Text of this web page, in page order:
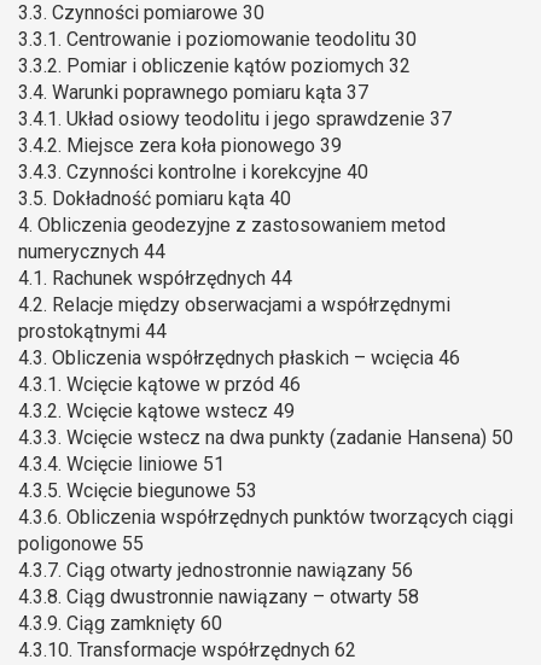
3.3. Czynności pomiarowe 30
3.3.1. Centrowanie i poziomowanie teodolitu 30
3.3.2. Pomiar i obliczenie kątów poziomych 32
3.4. Warunki poprawnego pomiaru kąta 37
3.4.1. Układ osiowy teodolitu i jego sprawdzenie 37
3.4.2. Miejsce zera koła pionowego 39
3.4.3. Czynności kontrolne i korekcyjne 40
3.5. Dokładność pomiaru kąta 40
4. Obliczenia geodezyjne z zastosowaniem metod
numerycznych 44
4.1. Rachunek współrzędnych 44
4.2. Relacje między obserwacjami a współrzędnymi
prostokątnymi 44
4.3. Obliczenia współrzędnych płaskich – wcięcia 46
4.3.1. Wcięcie kątowe w przód 46
4.3.2. Wcięcie kątowe wstecz 49
4.3.3. Wcięcie wstecz na dwa punkty (zadanie Hansena) 50
4.3.4. Wcięcie liniowe 51
4.3.5. Wcięcie biegunowe 53
4.3.6. Obliczenia współrzędnych punktów tworzących ciągi
poligonowe 55
4.3.7. Ciąg otwarty jednostronnie nawiązany 56
4.3.8. Ciąg dwustronnie nawiązany – otwarty 58
4.3.9. Ciąg zamknięty 60
4.3.10. Transformacje współrzędnych 62